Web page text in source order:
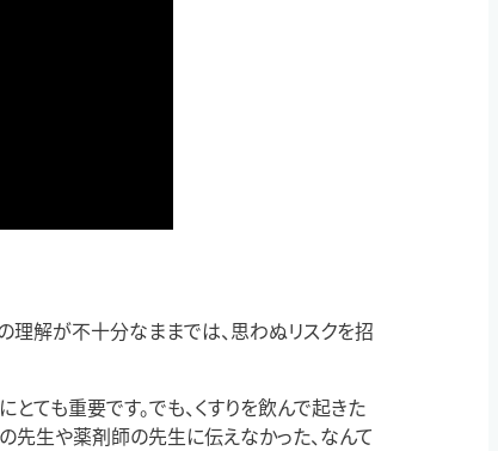
理解が不十分なままでは、思わぬリスクを招
ても重要です。でも、くすりを飲んで起きた
先生や薬剤師の先生に伝えなかった、なんて